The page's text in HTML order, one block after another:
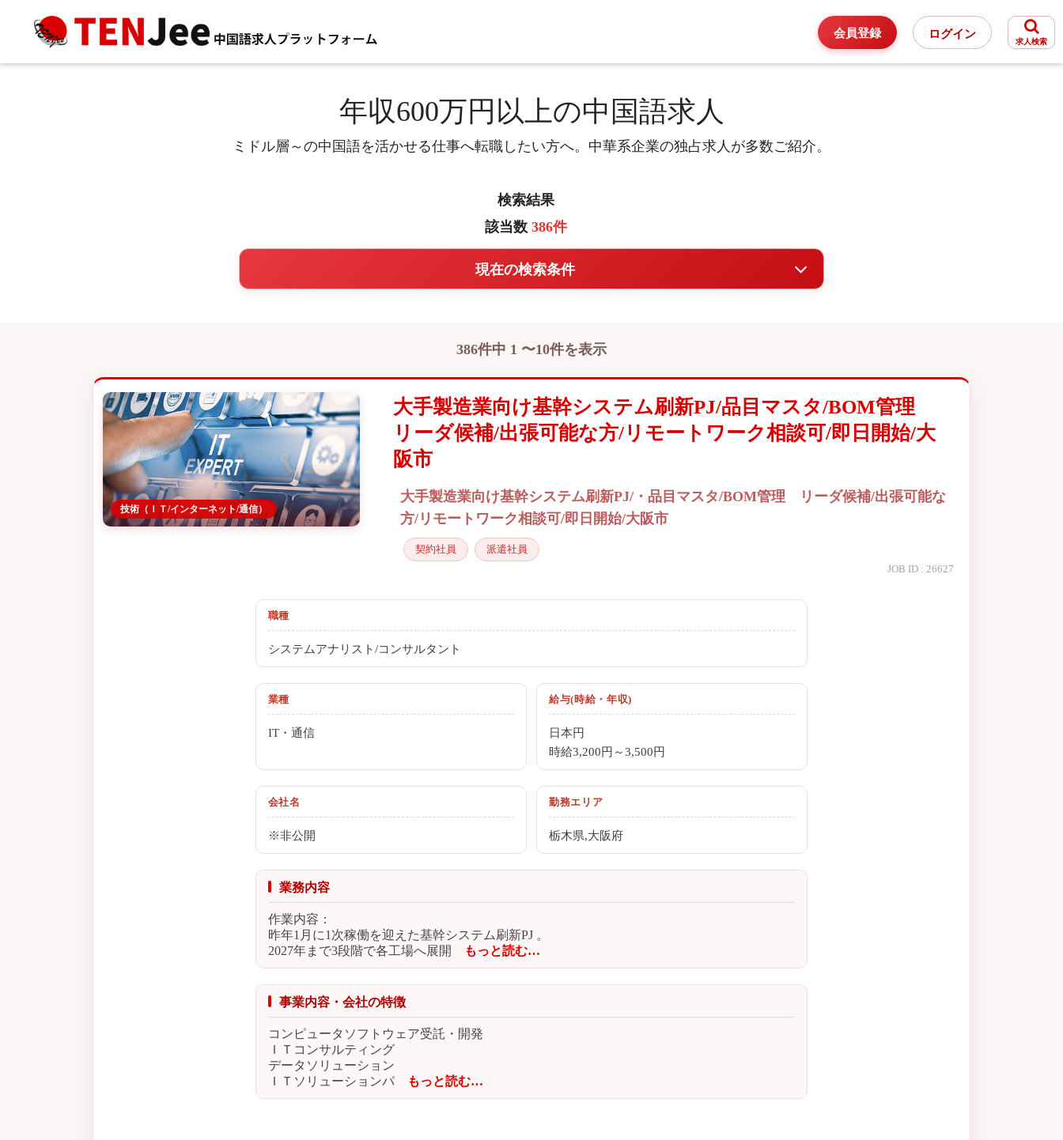
会員登録 ログイン
求人検索
年収600万円以上の中国語求人
ミドル層～の中国語を活かせる仕事へ転職したい方へ。中華系企業の独占求人が多数ご紹介。
検索結果
該当数 386件
現在の検索条件
386件中 1 〜10件を表示
技術（ＩＴ/インターネット/通信）
大手製造業向け基幹システム刷新PJ/品目マスタ/BOM管理
リーダ候補/出張可能な方/リモートワーク相談可/即日開始/大
阪市
大手製造業向け基幹システム刷新PJ/・品目マスタ/BOM管理 リーダ候補/出張可能な
方/リモートワーク相談可/即日開始/大阪市
契約社員
派遣社員
JOB ID : 26627
職種
システムアナリスト/コンサルタント
業種
IT・通信
給与(時給・年収)
日本円
時給3,200円～3,500円
会社名
※非公開
勤務エリア
栃木県,大阪府
業務内容
作業内容：
昨年1月に1次稼働を迎えた基幹システム刷新PJ 。
2027年まで3段階で各工場へ展開 もっと読む…
事業内容・会社の特徴
コンピュータソフトウェア受託・開発
ＩＴコンサルティング
データソリューション
ＩＴソリューションパもっと読む…